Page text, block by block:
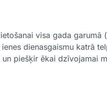
visa gada garumā
dienasgaismu katrā
piešķir ēkai dzīvojamai